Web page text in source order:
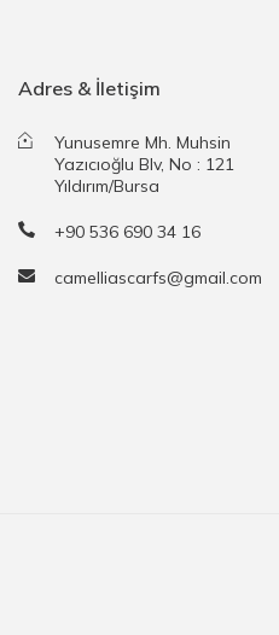
Adres & İletişim
Yunusemre Mh. Muhsin
Yazıcıoğlu Blv, No : 121
Yıldırım/Bursa
+90 536 690 34 16
camelliascarfs@gmail.com